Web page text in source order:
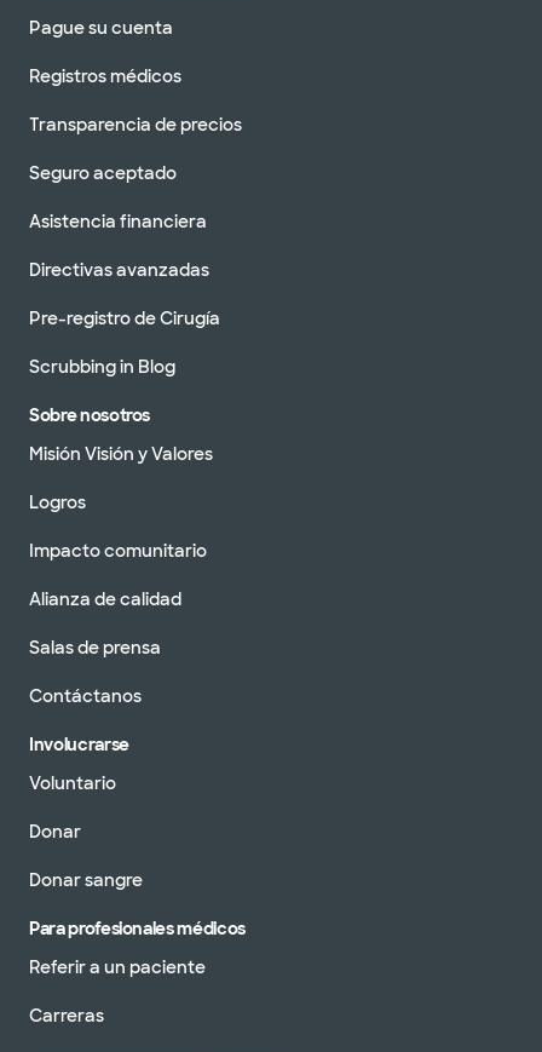
Pague su cuenta
Registros médicos
Transparencia de precios
Seguro aceptado
Asistencia financiera
Directivas avanzadas
Pre-registro de Cirugía
Scrubbing in Blog
Sobre nosotros
Misión Visión y Valores
Logros
Impacto comunitario
Alianza de calidad
Salas de prensa
Contáctanos
Involucrarse
Voluntario
Donar
Donar sangre
Para profesionales médicos
Referir a un paciente
Carreras